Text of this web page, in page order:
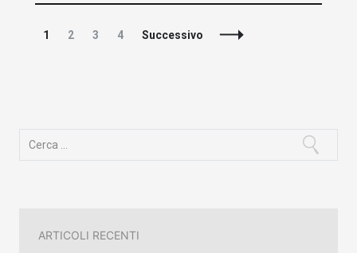
Navigazione
Pagina
1 Pagina
2 Pagina
3 Pagina
4 Successivo
Ricerca
per:
ARTICOLI RECENTI